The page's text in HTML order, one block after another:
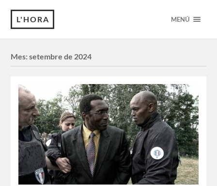
L'HORA MENÚ
Mes:setembre de 2024